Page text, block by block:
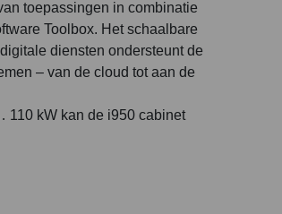
toepassingen in combinatie
Toolbox. Het schaalbare
diensten ondersteunt de
– van de cloud tot aan de
110 kW kan de i950 cabinet